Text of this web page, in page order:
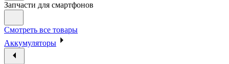
Запчасти для смартфонов
Смотреть все товары
Аккумуляторы